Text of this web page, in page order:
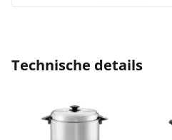
Technische details